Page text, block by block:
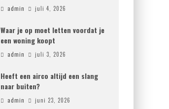
admin juli 4, 2026
Waar je op moet letten voordat je
een woning koopt
admin juli 3, 2026
Heeft een airco altijd een slang
naar buiten?
admin juni 23, 2026